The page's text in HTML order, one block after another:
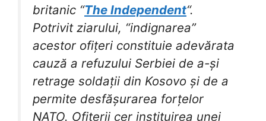
britanic “The Independent“.
Potrivit ziarului, “indignarea”
acestor ofițeri constituie adevărata
cauză a refuzului Serbiei de a-și
retrage soldații din Kosovo și de a
permite desfășurarea forțelor
NATO. Ofițerii cer instituirea unei